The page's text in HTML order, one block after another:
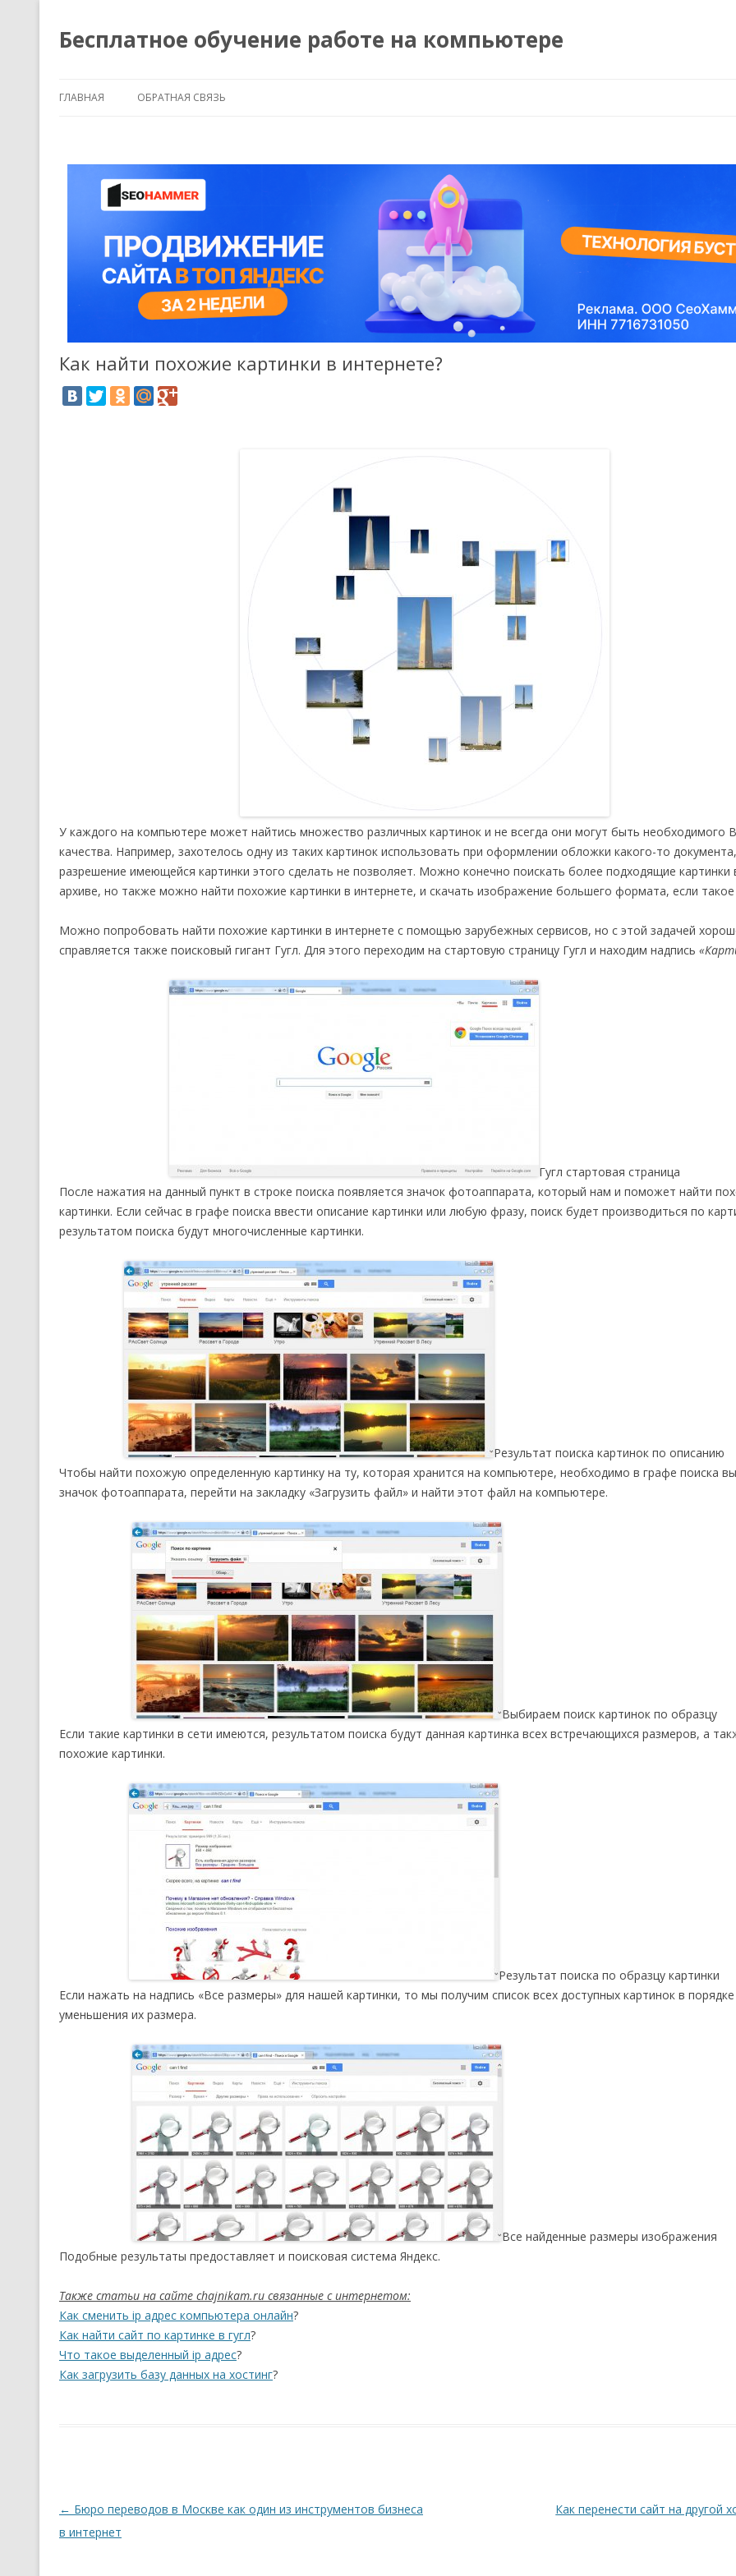
Бесплатное обучение работе на компьютере
ГЛАВНАЯ ОБРАТНАЯ СВЯЗЬ
Как найти похожие картинки в интернете?
У каждого на компьютере может найтись множество различных картинок и не всегда они могут быть необходимого
качества. Например, захотелось одну из таких картинок использовать при оформлении обложки какого-то
разрешение имеющейся картинки этого сделать не позволяет. Можно конечно поискать более подходящие картинки
архиве, но также можно найти похожие картинки в интернете, и скачать изображение большего формата, если такое
Можно попробовать найти похожие картинки в интернете с помощью зарубежных сервисов, но с этой задачей
справляется также поисковый гигант Гугл. Для этого переходим на стартовую страницу Гугл и находим надпись
Гугл стартовая страница
После нажатия на данный пункт в строке поиска появляется значок фотоаппарата, который нам и поможет найти
картинки. Если сейчас в графе поиска ввести описание картинки или любую фразу, поиск будет производиться по
результатом поиска будут многочисленные картинки.
Результат поиска картинок по описанию
Чтобы найти похожую определенную картинку на ту, которая хранится на компьютере, необходимо в графе поиска
значок фотоаппарата, перейти на закладку «Загрузить файл» и найти этот файл на компьютере.
Выбираем поиск картинок по образцу
Если такие картинки в сети имеются, результатом поиска будут данная картинка всех встречающихся размеров, а
похожие картинки.
Результат поиска по образцу картинки
Если нажать на надпись «Все размеры» для нашей картинки, то мы получим список всех доступных картинок в порядке
уменьшения их размера.
Все найденные размеры изображения
Подобные результаты предоставляет и поисковая система Яндекс.
Также статьи на сайте chajnikam.ru связанные с интернетом:
Как сменить ip адрес компьютера онлайн?
Как найти сайт по картинке в гугл?
Что такое выделенный ip адрес?
Как загрузить базу данных на хостинг?
Навигация по записям
← Бюро переводов в Москве как один из инструментов бизнеса
в интернет
Как перенести сайт на другой